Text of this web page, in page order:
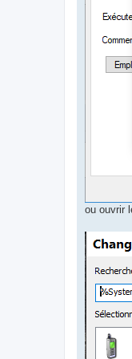
ou ouvrir